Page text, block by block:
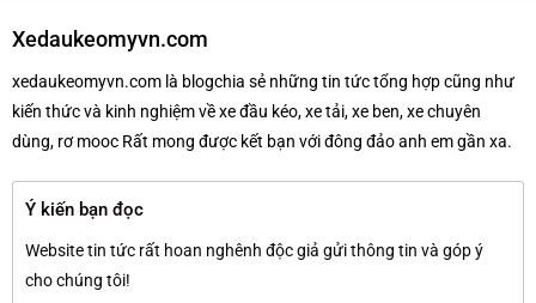
Xedaukeomyvn.com
xedaukeomyvn.com là blogchia sẻ những tin tức tổng hợp cũng như
kiến thức và kinh nghiệm về xe đầu kéo, xe tải, xe ben, xe chuyên
dùng, rơ mooc Rất mong được kết bạn với đông đảo anh em gần xa.
Ý kiến bạn đọc
Website tin tức rất hoan nghênh độc giả gửi thông tin và góp ý
cho chúng tôi!